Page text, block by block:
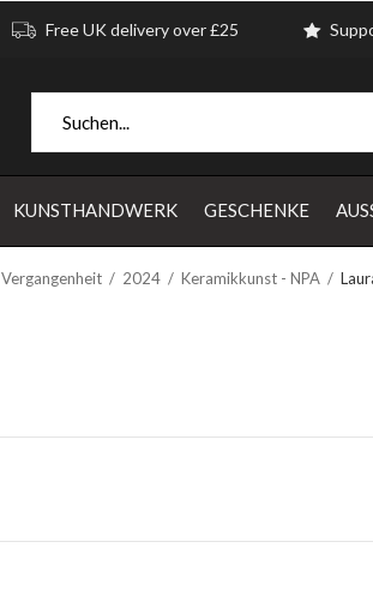
KUNSTHANDWERK GESCHENKE
Free UK delivery over £25
Vergangenheit 2024 Keramikkunst - NPA